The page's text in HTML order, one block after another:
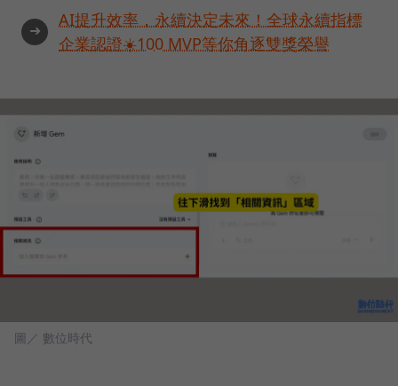
➜
AI提升效率，永續決定未來！全球永續指標
企業認證☀️100 MVP等你角逐雙獎榮譽
圖／ 數位時代